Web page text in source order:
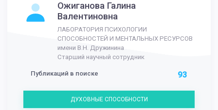
Ожиганова Галина
Валентиновна
ЛАБОРАТОРИЯ ПСИХОЛОГИИ
СПОСОБНОСТЕЙ И МЕНТАЛЬНЫХ РЕСУРСОВ
имени В.Н. Дружинина
Старший научный сотрудник
Публикаций в поиске 93
ДУХОВНЫЕ СПОСОБНОСТИ